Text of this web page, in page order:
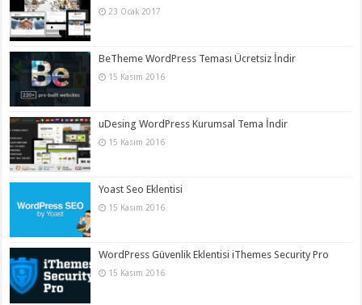
23 Ocak 2017
BeTheme WordPress Teması Ücretsiz İndir
15 Kasım 2016
uDesing WordPress Kurumsal Tema İndir
15 Kasım 2016
Yoast Seo Eklentisi
15 Kasım 2016
WordPress Güvenlik Eklentisi iThemes Security Pro
15 Kasım 2016